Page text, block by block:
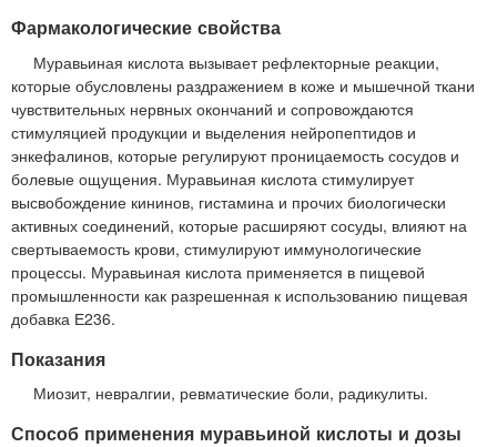
Фармакологические свойства
Муравьиная кислота вызывает рефлекторные реакции,
которые обусловлены раздражением в коже и мышечной ткани
чувствительных нервных окончаний и сопровождаются
стимуляцией продукции и выделения нейропептидов и
энкефалинов, которые регулируют проницаемость сосудов и
болевые ощущения. Муравьиная кислота стимулирует
высвобождение кининов, гистамина и прочих биологически
активных соединений, которые расширяют сосуды, влияют на
свертываемость крови, стимулируют иммунологические
процессы. Муравьиная кислота применяется в пищевой
промышленности как разрешенная к использованию пищевая
добавка Е236.
Показания
Миозит, невралгии, ревматические боли, радикулиты.
Способ применения муравьиной кислоты и дозы